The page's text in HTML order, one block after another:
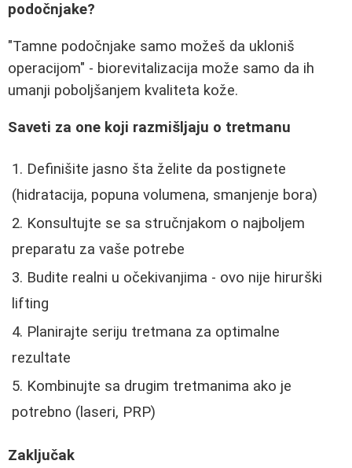
podočnjake?
"Tamne podočnjake samo možeš da ukloniš
operacijom" - biorevitalizacija može samo da ih
umanji poboljšanjem kvaliteta kože.
Saveti za one koji razmišljaju o tretmanu
Definišite jasno šta želite da postignete
(hidratacija, popuna volumena, smanjenje bora)
Konsultujte se sa stručnjakom o najboljem
preparatu za vaše potrebe
Budite realni u očekivanjima - ovo nije hirurški
lifting
Planirajte seriju tretmana za optimalne
rezultate
Kombinujte sa drugim tretmanima ako je
potrebno (laseri, PRP)
Zaključak